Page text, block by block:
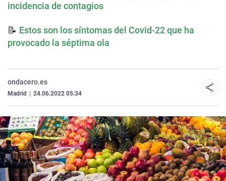
incidencia de contagios
📝 Estos son los síntomas del Covid-22 que ha
provocado la séptima ola
ondacero.es
Madrid 24.06.2022 05:34